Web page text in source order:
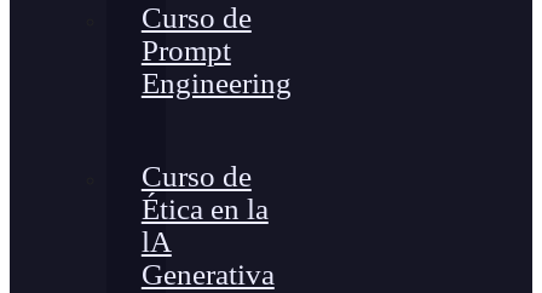
Curso de
Prompt
Engineering
Curso de
Ética en la
lA
Generativa